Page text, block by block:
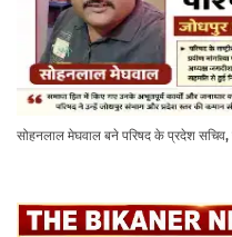
सोहनलाल मेघवाल बने परिषद के प्रदेश सचिव,